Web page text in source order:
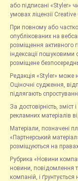
або підписані «Styler»
умовах ліцензії
При повному або
опублікованих на
розміщення активного
індексації
розміщене
Редакція «Styler» може
Оціночні судження,
підлягають
За достовірність,
рекламних матеріалів
Матеріали, позначені
«Партнерський
розміщуються на
Рубрика «Новини
новини, повідомлення
компаній, і